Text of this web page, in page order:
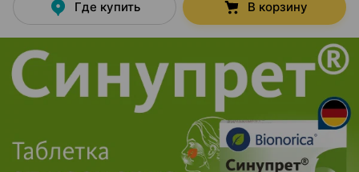
Где купить В корзину